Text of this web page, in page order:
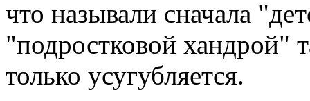
что называли сначала
"подростковой хандрой"
только усугубляется.